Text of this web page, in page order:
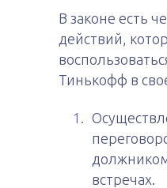
В законе есть
действий,
Тинькофф в
встречах.